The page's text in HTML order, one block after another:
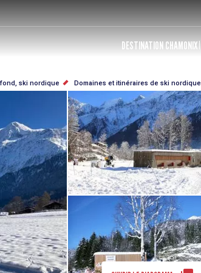
DESTINATION CHAMONIX
ski nordique Domaines et itinéraires de ski nordique